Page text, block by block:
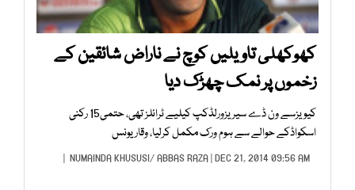
کھوکھلی تاویلیں کوچ نے ناراض شائقین کے
زخموں پر نمک چھڑک دیا
کیویزسے ون ڈے سیریزورلڈکپ کیلیے ٹرائلز تھی، حتمی15 رکنی
اسکواڈکے حوالے سے ہوم ورک مکمل کرلیا، وقار یونس
NUMAINDA KHUSUSI/ABBAS RAZA| DEC 21, 2014 09:56 AM |